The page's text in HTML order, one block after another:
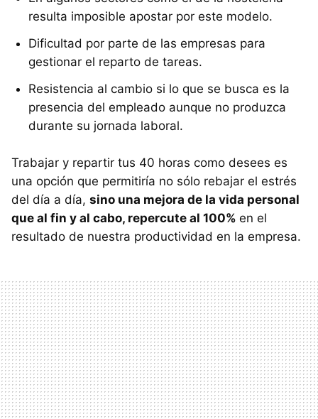
resulta imposible apostar por este modelo.
Dificultad por parte de las empresas para
gestionar el reparto de tareas.
Resistencia al cambio si lo que se busca es la
presencia del empleado aunque no produzca
durante su jornada laboral.
Trabajar y repartir tus 40 horas como desees es
una opción que permitiría no sólo rebajar el estrés
del día a día, sino una mejora de la vida personal
que al fin y al cabo, repercute al 100% en el
resultado de nuestra productividad en la empresa.